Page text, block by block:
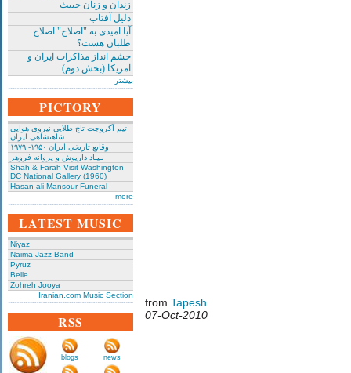
زندان و زنان خبیث
دلیل آفتاب
آیا امیدی به "اصلاح" اصلاح
طلبان هست؟
چشم انداز مذاکرات ایران و
امریکا (بخش دوم)
بیشتر
PICTORY
تیم آکروجت تاج طلایی نیروی هوایی
شاهنشاهی ایران
وقایع تاریخی‌ ایران ۱۹۵۰- ۱۹۷۹
بـیـاد داریوش و پروانه فروهر
Shah & Farah Visit Washington
DC National Gallery (1960)
Hasan-ali Mansour Funeral
more
LATEST MUSIC
Niyaz
Naima Jazz Band
Pyruz
Belle
Zohreh Jooya
Iranian.com Music Section
RSS
blogs news
from Tapesh
07-Oct-2010